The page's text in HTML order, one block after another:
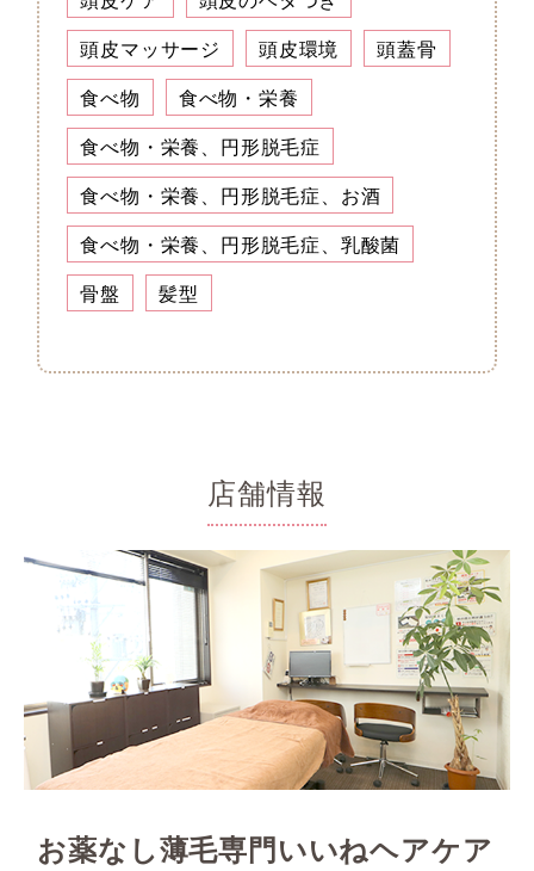
頭皮マッサージ
頭皮環境
頭蓋骨
食べ物
食べ物・栄養
食べ物・栄養、円形脱毛症
食べ物・栄養、円形脱毛症、お酒
食べ物・栄養、円形脱毛症、乳酸菌
骨盤
髪型
店舗情報
お薬なし薄毛専門いいねヘアケア